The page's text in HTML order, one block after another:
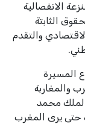
الانفصالية
الثابتة
والتقدم
.
المسيرة
والمغاربة
الملك محمد
حتى يرى المغرب